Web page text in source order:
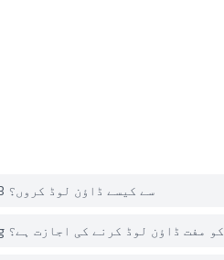
میں Mahjong کو PGYER APK HUB سے کیسے ڈاؤن لوڈ کروں؟
کیا PGYER APK HUB پر Mahjong کو مفت ڈاؤن لوڈ کرنے کی اجازت ہے؟